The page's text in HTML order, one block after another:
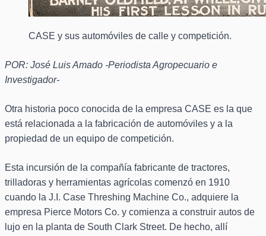
CASE y sus automóviles de calle y competición.
POR: José Luis Amado -Periodista Agropecuario e
Investigador-
Otra historia poco conocida de la empresa CASE es la que
está relacionada a la fabricación de automóviles y a la
propiedad de un equipo de competición.
Esta incursión de la compañía fabricante de tractores,
trilladoras y herramientas agrícolas comenzó en 1910
cuando la J.I. Case Threshing Machine Co., adquiere la
empresa Pierce Motors Co. y comienza a construir autos de
lujo en la planta de South Clark Street. De hecho, allí